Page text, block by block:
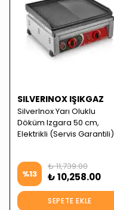
SILVERINOX IŞIKGAZ
SilverInox Yarı Oluklu
Döküm Izgara 50 cm,
Elektrikli (Servis Garantili)
%13
₺ 11,739.00
₺ 10,258.00
SEPETE EKLE